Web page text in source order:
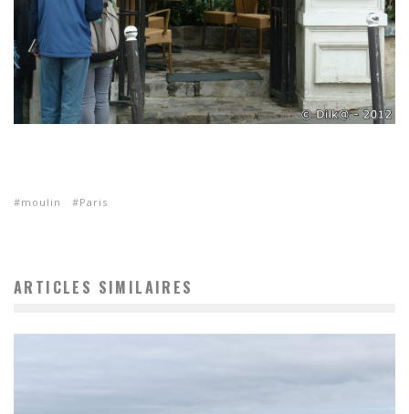
moulin Paris
ARTICLES SIMILAIRES